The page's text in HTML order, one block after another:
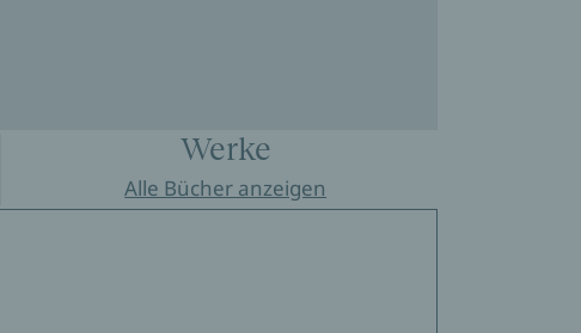
Werke
Alle Bücher anzeigen